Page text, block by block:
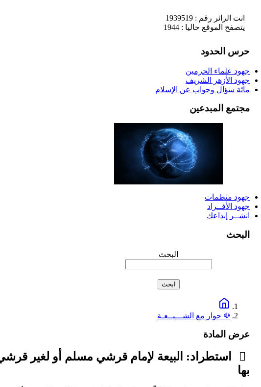
انت الزائر رقم : 1939519
يتصفح الموقع حاليا : 1944
حرس الحدود
جهود علماء الحرمين
جهود الأزهر الشريف
مائة سؤال وجواب عن الإسلام
مجتمع المبدعين
جهود منظمات
جهود الأفــراد
انشــر إبداعك
البحث
البحث
☫ حوار مع الشـــيــعـة
عرض المادة
استطراد: البيعة لإمام قرشي مسلم أو لغير
بها